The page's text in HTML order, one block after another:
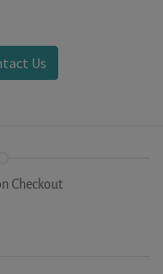
Us
Checkout